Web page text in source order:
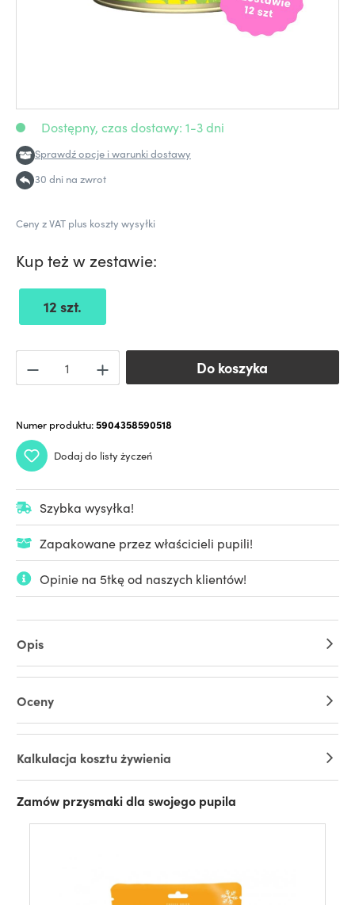
Dostępny, czas dostawy: 1-3 dni
Sprawdź opcje i warunki dostawy
30 dni na zwrot
Ceny z VAT plus koszty wysyłki
Kup też w zestawie:
12 szt.
Do koszyka
Do koszyka
Numer produktu:5904358590518
Dodaj do listy życzeń
Szybka wysyłka!
Zapakowane przez właścicieli pupili!
Opinie na 5tkę od naszych klientów!
Opis
Oceny
Kalkulacja kosztu żywienia
Zamów przysmaki dla swojego pupila